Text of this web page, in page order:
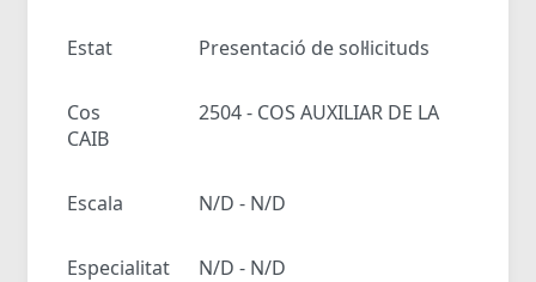
Estat Presentació de sol·licituds
Cos
2504 - COS AUXILIAR DE LA
CAIB
Escala N/D - N/D
Especialitat N/D - N/D